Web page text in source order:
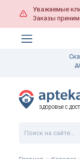
Уважаемые
Заказы
здоровье с